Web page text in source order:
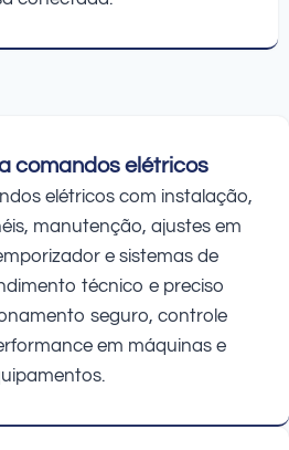
comandos elétricos
elétricos com instalação,
manutenção, ajustes em
e sistemas de
técnico e preciso
seguro, controle
em máquinas e